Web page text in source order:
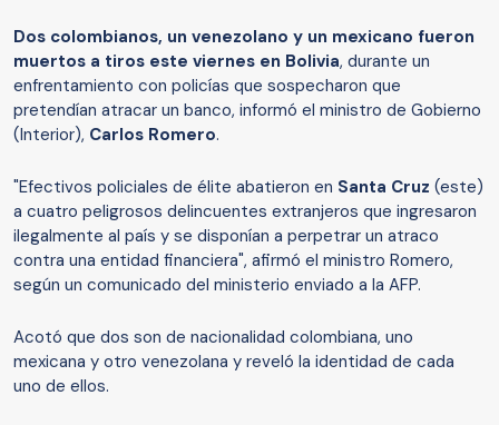
Dos colombianos, un venezolano y un mexicano fueron
muertos a tiros este viernes en Bolivia, durante un
enfrentamiento con policías que sospecharon que
pretendían atracar un banco, informó el ministro de Gobierno
(Interior), Carlos Romero.
"Efectivos policiales de élite abatieron en Santa Cruz (este)
a cuatro peligrosos delincuentes extranjeros que ingresaron
ilegalmente al país y se disponían a perpetrar un atraco
contra una entidad financiera", afirmó el ministro Romero,
según un comunicado del ministerio enviado a la AFP.
Acotó que dos son de nacionalidad colombiana, uno
mexicana y otro venezolana y reveló la identidad de cada
uno de ellos.